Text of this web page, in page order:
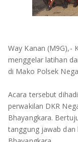
LAMPUNG BARAT
PESAWARAN
TANGGAMUS
PESISIR BARAT
TULANG BAWANG
Way Kanan (M9G),-
menggelar latihan
di Mako Polsek
Acara tersebut
perwakilan DKR
Bhayangkara.
tanggung jawab dan